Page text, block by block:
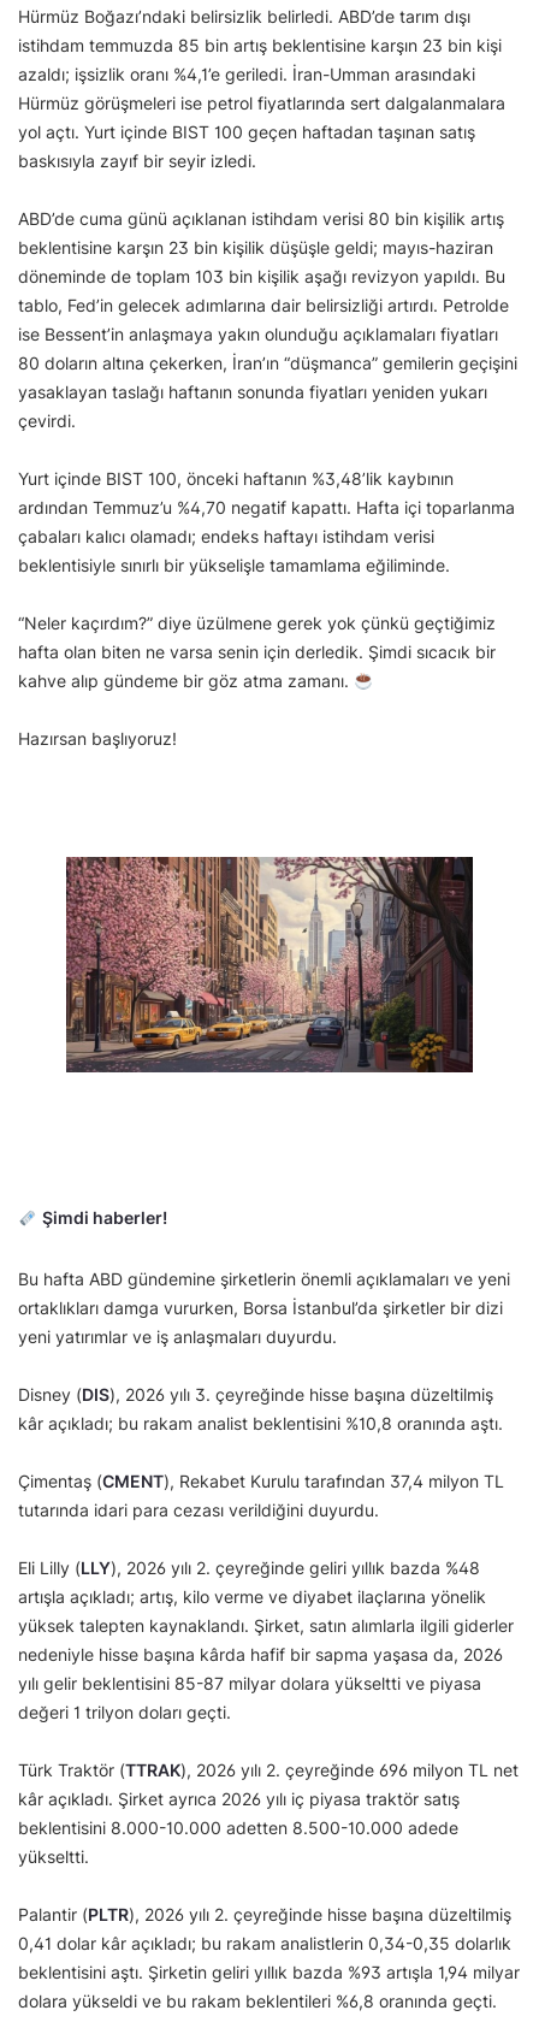
Hürmüz Boğazı’ndaki belirsizlik belirledi. ABD’de tarım dışı
istihdam temmuzda 85 bin artış beklentisine karşın 23 bin kişi
azaldı; işsizlik oranı %4,1’e geriledi. İran-Umman arasındaki
Hürmüz görüşmeleri ise petrol fiyatlarında sert dalgalanmalara
yol açtı. Yurt içinde BIST 100 geçen haftadan taşınan satış
baskısıyla zayıf bir seyir izledi.
ABD’de cuma günü açıklanan istihdam verisi 80 bin kişilik artış
beklentisine karşın 23 bin kişilik düşüşle geldi; mayıs-haziran
döneminde de toplam 103 bin kişilik aşağı revizyon yapıldı. Bu
tablo, Fed’in gelecek adımlarına dair belirsizliği artırdı. Petrolde
ise Bessent’in anlaşmaya yakın olunduğu açıklamaları fiyatları
80 doların altına çekerken, İran’ın “düşmanca” gemilerin geçişini
yasaklayan taslağı haftanın sonunda fiyatları yeniden yukarı
çevirdi.
Yurt içinde BIST 100, önceki haftanın %3,48’lik kaybının
ardından Temmuz’u %4,70 negatif kapattı. Hafta içi toparlanma
çabaları kalıcı olamadı; endeks haftayı istihdam verisi
beklentisiyle sınırlı bir yükselişle tamamlama eğiliminde.
“Neler kaçırdım?” diye üzülmene gerek yok çünkü geçtiğimiz
hafta olan biten ne varsa senin için derledik. Şimdi sıcacık bir
kahve alıp gündeme bir göz atma zamanı.
Hazırsan başlıyoruz!
Şimdi haberler!
Bu hafta ABD gündemine şirketlerin önemli açıklamaları ve yeni
ortaklıkları damga vururken, Borsa İstanbul’da şirketler bir dizi
yeni yatırımlar ve iş anlaşmaları duyurdu.
Disney (DIS), 2026 yılı 3. çeyreğinde hisse başına düzeltilmiş
kâr açıkladı; bu rakam analist beklentisini %10,8 oranında aştı.
Çimentaş (CMENT), Rekabet Kurulu tarafından 37,4 milyon TL
tutarında idari para cezası verildiğini duyurdu.
Eli Lilly (LLY), 2026 yılı 2. çeyreğinde geliri yıllık bazda %48
artışla açıkladı; artış, kilo verme ve diyabet ilaçlarına yönelik
yüksek talepten kaynaklandı. Şirket, satın alımlarla ilgili giderler
nedeniyle hisse başına kârda hafif bir sapma yaşasa da, 2026
yılı gelir beklentisini 85-87 milyar dolara yükseltti ve piyasa
değeri 1 trilyon doları geçti.
Türk Traktör (TTRAK), 2026 yılı 2. çeyreğinde 696 milyon TL net
kâr açıkladı. Şirket ayrıca 2026 yılı iç piyasa traktör satış
beklentisini 8.000-10.000 adetten 8.500-10.000 adede
yükseltti.
Palantir (PLTR), 2026 yılı 2. çeyreğinde hisse başına düzeltilmiş
0,41 dolar kâr açıkladı; bu rakam analistlerin 0,34-0,35 dolarlık
beklentisini aştı. Şirketin geliri yıllık bazda %93 artışla 1,94 milyar
dolara yükseldi ve bu rakam beklentileri %6,8 oranında geçti.